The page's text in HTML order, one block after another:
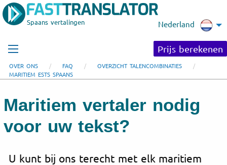
Spaans vertalingen Nederland
Prijs berekenen
OVER ONS FAQ
OVERZICHT TALENCOMBINATIES
MARITIEM ESTS SPAANS
Maritiem vertaler nodig
voor uw tekst?
U kunt bij ons terecht met elk maritiem